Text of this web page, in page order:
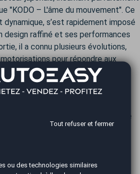
"KODO – L'âme du mouvement". Ce
s’est rapidement imposé
design raffiné et ses performances
il a connu plusieurs évolutions,
pour répondre aux
plus en plus exigeante.
Mazda CX-5 (2012-2017) a été
confort et dynamisme. Elle
de Mazda, une technologie
tout en offrant une
du CX-5 est introduite,
Tout refuser et fermer
ou des technologies similaires